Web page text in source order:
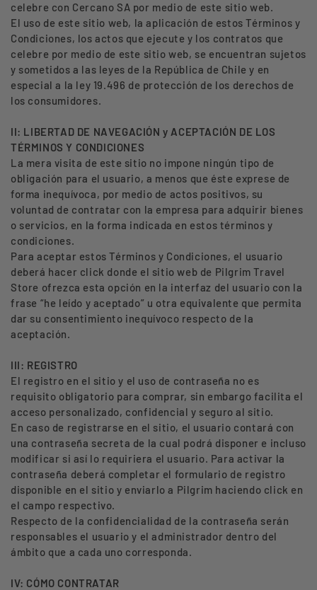
celebre con Cercano SA por medio de este sitio web.
El uso de este sitio web, la aplicación de estos Términos y
Condiciones, los actos que ejecute y los contratos que
celebre por medio de este sitio web, se encuentran sujetos
y sometidos a las leyes de la República de Chile y en
especial a la ley 19.496 de protección de los derechos de
los consumidores.
II: LIBERTAD DE NAVEGACIÓN y ACEPTACIÓN DE LOS
TÉRMINOS Y CONDICIONES
La mera visita de este sitio no impone ningún tipo de
obligación para el usuario, a menos que éste exprese de
forma inequívoca, por medio de actos positivos, su
voluntad de contratar con la empresa para adquirir bienes
o servicios, en la forma indicada en estos términos y
condiciones.
Para aceptar estos Términos y Condiciones, el usuario
deberá hacer click donde el sitio web de Pilgrim Travel
Store ofrezca esta opción en la interfaz del usuario con la
frase “he leído y aceptado” u otra equivalente que permita
dar su consentimiento inequívoco respecto de la
aceptación.
III: REGISTRO
El registro en el sitio y el uso de contraseña no es
requisito obligatorio para comprar, sin embargo facilita el
acceso personalizado, confidencial y seguro al sitio.
En caso de registrarse en el sitio, el usuario contará con
una contraseña secreta de la cual podrá disponer e incluso
modificar si así lo requiriera el usuario. Para activar la
contraseña deberá completar el formulario de registro
disponible en el sitio y enviarlo a Pilgrim haciendo click en
el campo respectivo.
Respecto de la confidencialidad de la contraseña serán
responsables el usuario y el administrador dentro del
ámbito que a cada uno corresponda.
IV: CÓMO CONTRATAR